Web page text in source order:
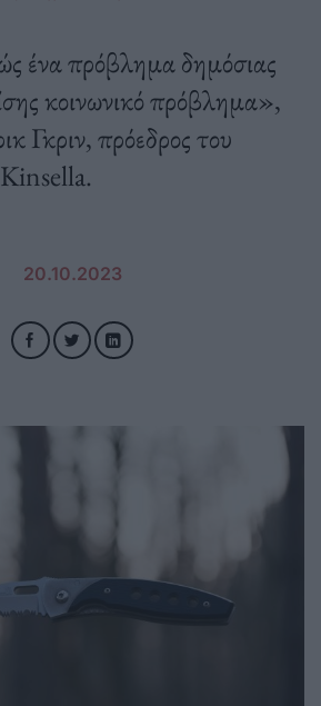
ένα πρόβλημα δημόσιας
κοινωνικό πρόβλημα»,
Γκριν, πρόεδρος του
20.10.2023